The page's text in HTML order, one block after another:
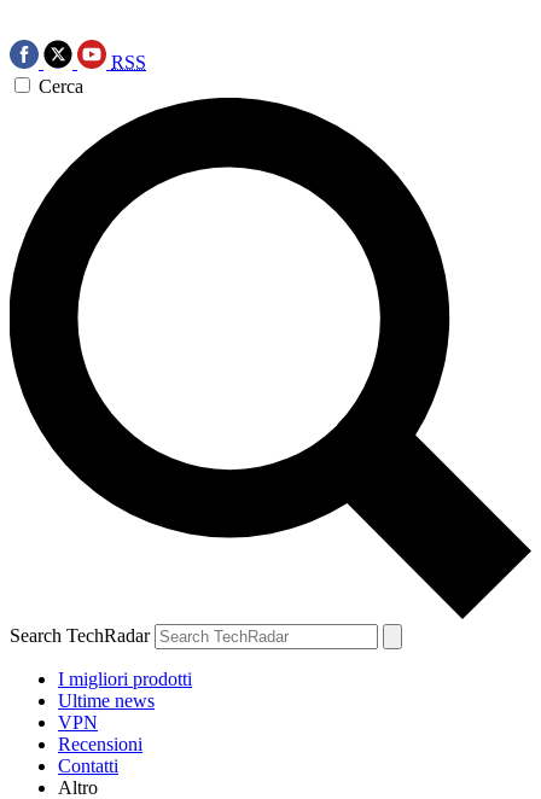
RSS
Cerca
Search TechRadar
I migliori prodotti
Ultime news
VPN
Recensioni
Contatti
Altro